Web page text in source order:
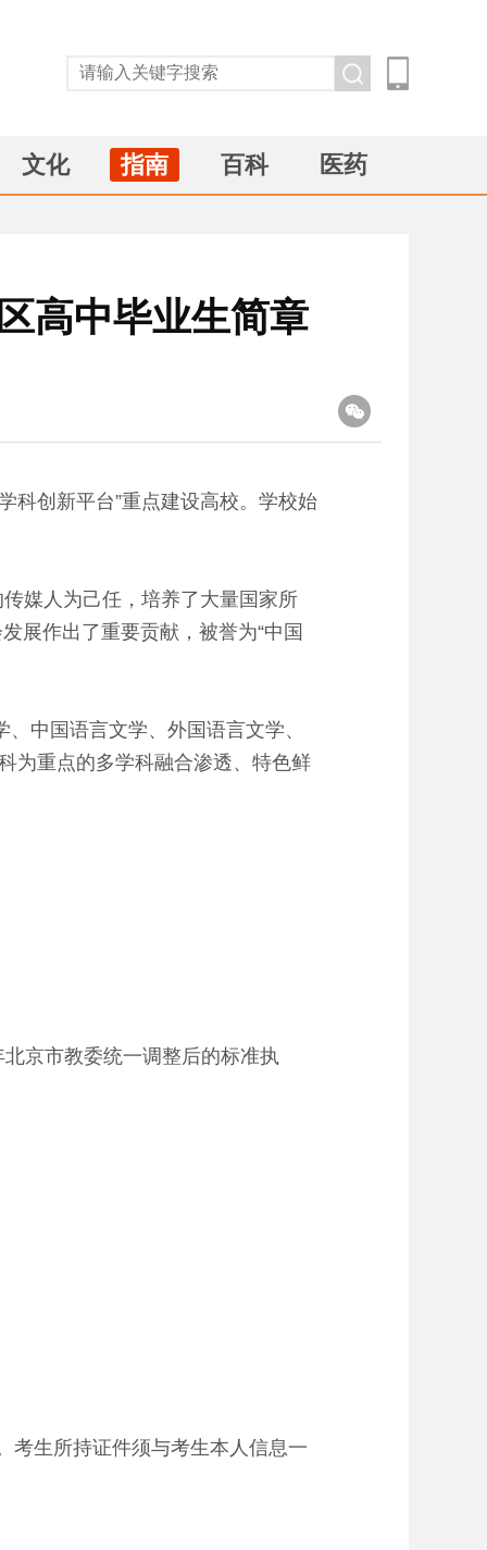
文化 指南 百科 医药
高中毕业生简章
创新平台”重点建设高校。学校始
媒人为己任，培养了大量国家所
展作出了重要贡献，被誉为“中国
中国语言文学、外国语言文学、
为重点的多学科融合渗透、特色鲜
京市教委统一调整后的标准执
生所持证件须与考生本人信息一